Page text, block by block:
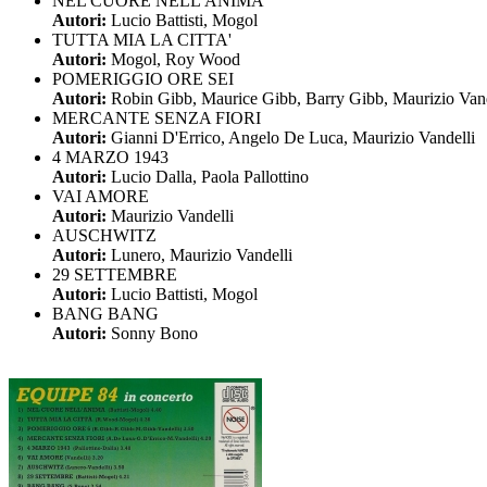
Autori: Lucio Battisti, Mogol
TUTTA MIA LA CITTA'
Autori: Mogol, Roy Wood
POMERIGGIO ORE SEI
Autori: Robin Gibb, Maurice Gibb, Barry Gibb, Maurizio
MERCANTE SENZA FIORI
Autori: Gianni D'Errico, Angelo De Luca, Maurizio Vandelli
4 MARZO 1943
Autori: Lucio Dalla, Paola Pallottino
VAI AMORE
Autori: Maurizio Vandelli
AUSCHWITZ
Autori: Lunero, Maurizio Vandelli
29 SETTEMBRE
Autori: Lucio Battisti, Mogol
BANG BANG
Autori: Sonny Bono